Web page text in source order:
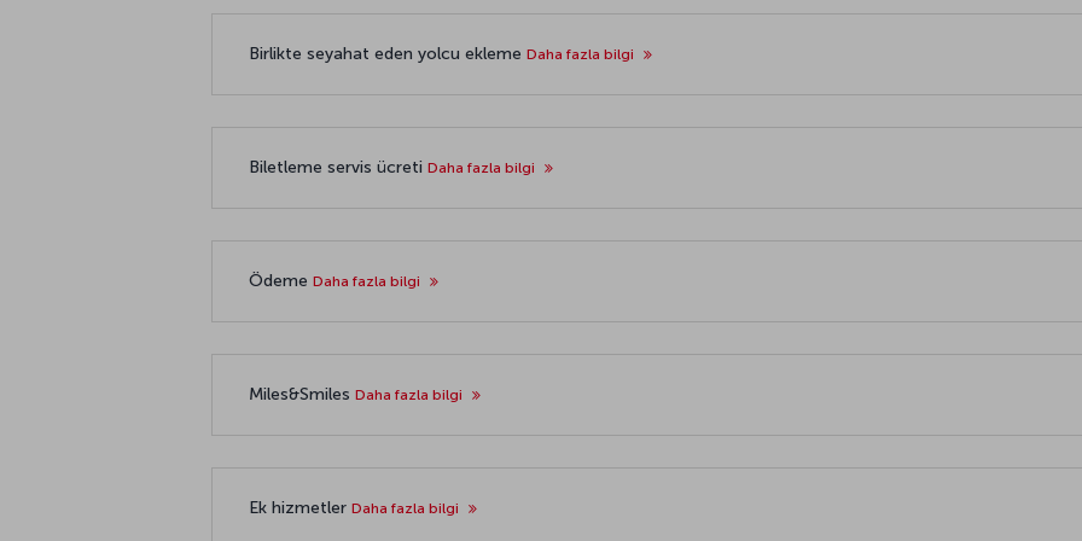
Birlikte seyahat eden yolcu ekleme Daha fazla bilgi
Biletleme servis ücreti Daha fazla bilgi
Ödeme Daha fazla bilgi
Miles&Smiles Daha fazla bilgi
Ek hizmetler Daha fazla bilgi